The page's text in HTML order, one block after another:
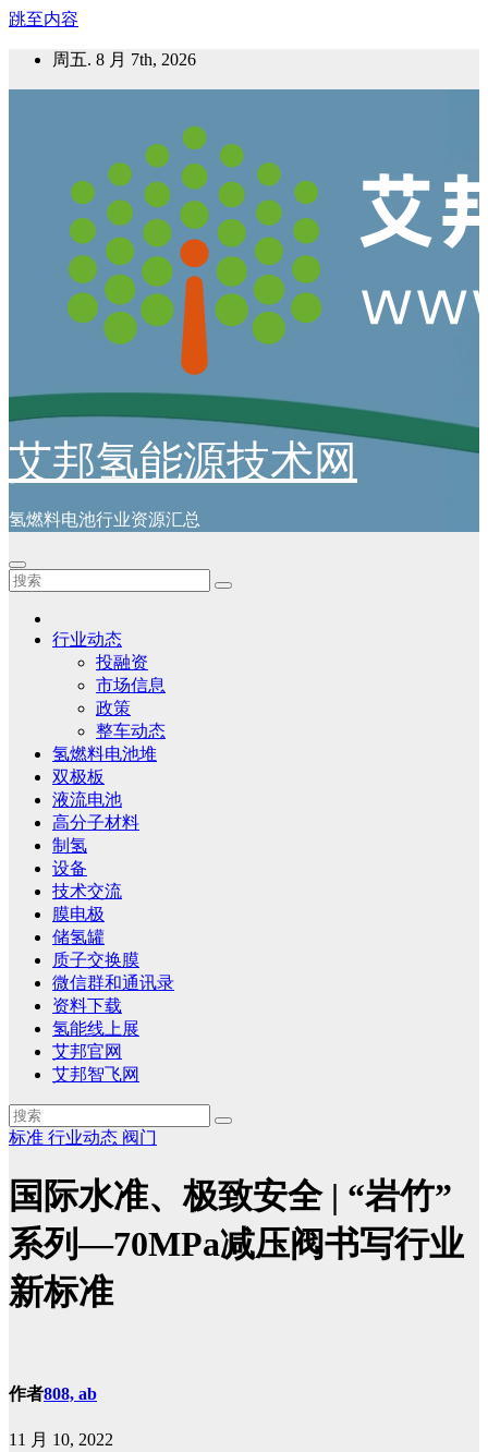
跳至内容
周五. 8 月 7th, 2026
艾邦氢能源技术网
氢燃料电池行业资源汇总
行业动态
投融资
市场信息
政策
整车动态
氢燃料电池堆
双极板
液流电池
高分子材料
制氢
设备
技术交流
膜电极
储氢罐
质子交换膜
微信群和通讯录
资料下载
氢能线上展
艾邦官网
艾邦智飞网
标准 行业动态 阀门
国际水准、极致安全 | “岩竹”
系列—70MPa减压阀书写行业
新标准
作者808, ab
11 月 10, 2022